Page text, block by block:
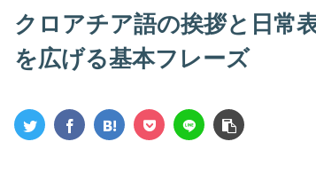
クロアチア語の挨拶と日常
を広げる基本フレーズ